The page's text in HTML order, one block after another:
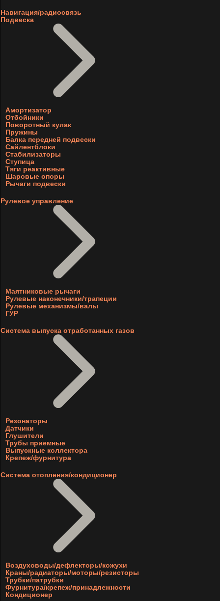
Навигация/радиосвязь
Подвеска
Амортизатор
Отбойники
Поворотный кулак
Пружины
Балка передней подвески
Сайлентблоки
Стабилизаторы
Ступица
Тяги реактивные
Шаровые опоры
Рычаги подвески
Рулевое управление
Маятниковые рычаги
Рулевые наконечники/трапеции
Рулевые механизмы/валы
ГУР
Система выпуска отработанных газов
Резонаторы
Датчики
Глушители
Трубы приемные
Выпускные коллектора
Крепеж/фурнитура
Система отопления/кондиционер
Воздуховоды/дефлекторы/кожухи
Краны/радиаторы/моторы/резисторы
Трубки/патрубки
Фурнитура/крепеж/принадлежности
Кондиционер